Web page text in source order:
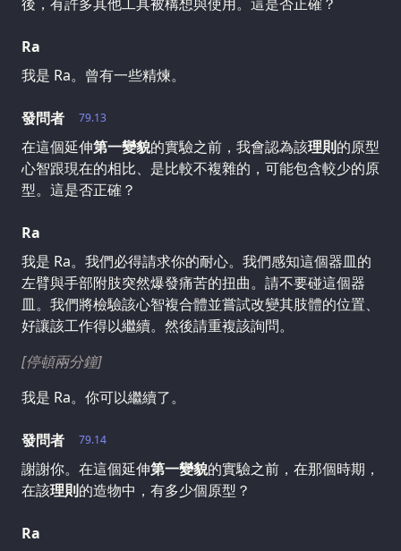
Ra
我是 Ra。曾有一些精煉。
79.13
發問者
在這個延伸第一變貌的實驗之前，我會認為該理則的原型
心智跟現在的相比、是比較不複雜的，可能包含較少的原
型。這是否正確？
Ra
我是 Ra。我們必得請求你的耐心。我們感知這個器皿的
左臂與手部附肢突然爆發痛苦的扭曲。請不要碰這個器
皿。我們將檢驗該心智複合體並嘗試改變其肢體的位置、
好讓該工作得以繼續。然後請重複該詢問。
[停頓兩分鐘]
我是 Ra。你可以繼續了。
79.14
發問者
謝謝你。在這個延伸第一變貌的實驗之前，在那個時期，
在該理則的造物中，有多少個原型？
Ra